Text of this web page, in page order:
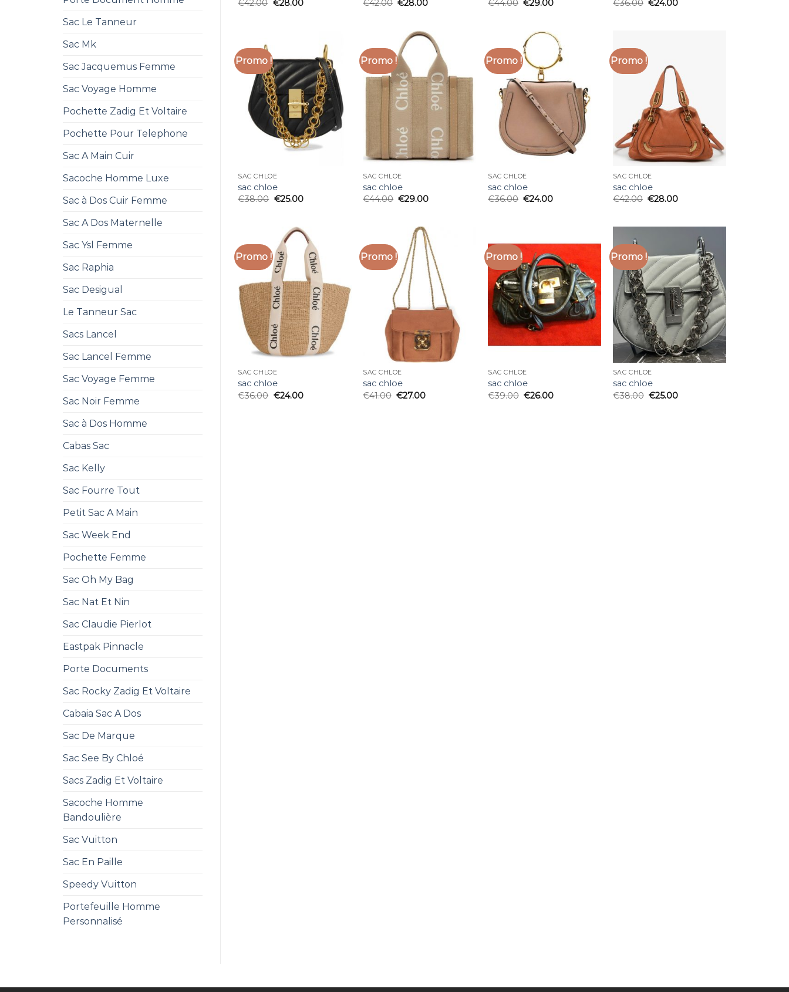
Sac Le Tanneur
Sac Mk
Sac Jacquemus Femme
Sac Voyage Homme
Pochette Zadig Et Voltaire
Pochette Pour Telephone
Sac A Main Cuir
Sacoche Homme Luxe
Sac à Dos Cuir Femme
Sac A Dos Maternelle
Sac Ysl Femme
Sac Raphia
Sac Desigual
Le Tanneur Sac
Sacs Lancel
Sac Lancel Femme
Sac Voyage Femme
Sac Noir Femme
Sac à Dos Homme
Cabas Sac
Sac Kelly
Sac Fourre Tout
Petit Sac A Main
Sac Week End
Pochette Femme
Sac Oh My Bag
Sac Nat Et Nin
Sac Claudie Pierlot
Eastpak Pinnacle
Porte Documents
Sac Rocky Zadig Et Voltaire
Cabaia Sac A Dos
Sac De Marque
Sac See By Chloé
Sacs Zadig Et Voltaire
Sacoche Homme
Bandoulière
Sac Vuitton
Sac En Paille
Speedy Vuitton
Portefeuille Homme
Personnalisé
€42.00 €28.00
€42.00 €28.00
€44.00 €29.00
€36.00 €24.00
Promo !
SAC CHLOE
sac chloe
€38.00 €25.00
Promo !
SAC CHLOE
sac chloe
€44.00 €29.00
Promo !
SAC CHLOE
sac chloe
€36.00 €24.00
Promo !
SAC CHLOE
sac chloe
€42.00 €28.00
Promo !
SAC CHLOE
sac chloe
€36.00 €24.00
Promo !
SAC CHLOE
sac chloe
€41.00 €27.00
Promo !
SAC CHLOE
sac chloe
€39.00 €26.00
Promo !
SAC CHLOE
sac chloe
€38.00 €25.00